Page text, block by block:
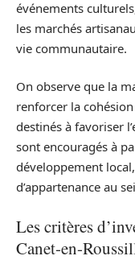
événements
les marchés
vie communautaire.
On observe que la
renforcer la
destinés à favoriser
sont encouragés à
développement
d’appartenance au
Les critères
Canet-en-